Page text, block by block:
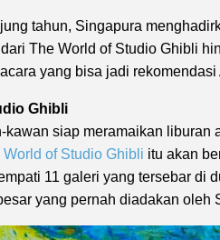
tahun, Singapura
The World of Studio Ghibli
yang bisa jadi
Ghibli
kawan siap meramaikan liburan
World of Studio Ghibli itu akan
11 galeri yang tersebar di
yang pernah diadakan oleh